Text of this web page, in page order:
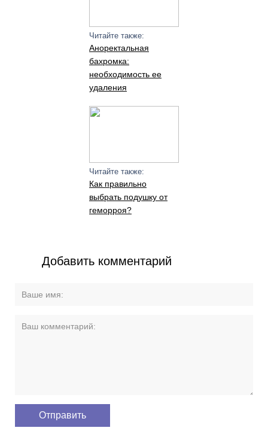
Читайте также:
Аноректальная
бахромка:
необходимость ее
удаления
Читайте также:
Как правильно
выбрать подушку от
геморроя?
Добавить комментарий